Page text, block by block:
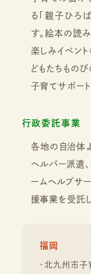
る「親子ひろ
す。絵本の読
楽しみイベン
どもたちもの
子育てサポート
行政委託事業
各地の自治体
ヘルパー派遣
ームヘルプサ
援事業を受託
福岡
・北九州市